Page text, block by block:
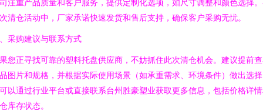
注重产品质量和客户服务，提供定制化选项，如尺寸调整和颜色选择
清仓活动中，厂家承诺快速发货和售后支持，确保客户采购无忧。
采购建议与联系方式
您正寻找可靠的塑料托盘供应商，不妨抓住此次清仓机会。建议提前
图片和规格，并根据实际使用场景（如承重需求、环境条件）做出选
以通过行业平台或直接联系台州胜豪塑业获取更多信息，包括价格详
库存状态。